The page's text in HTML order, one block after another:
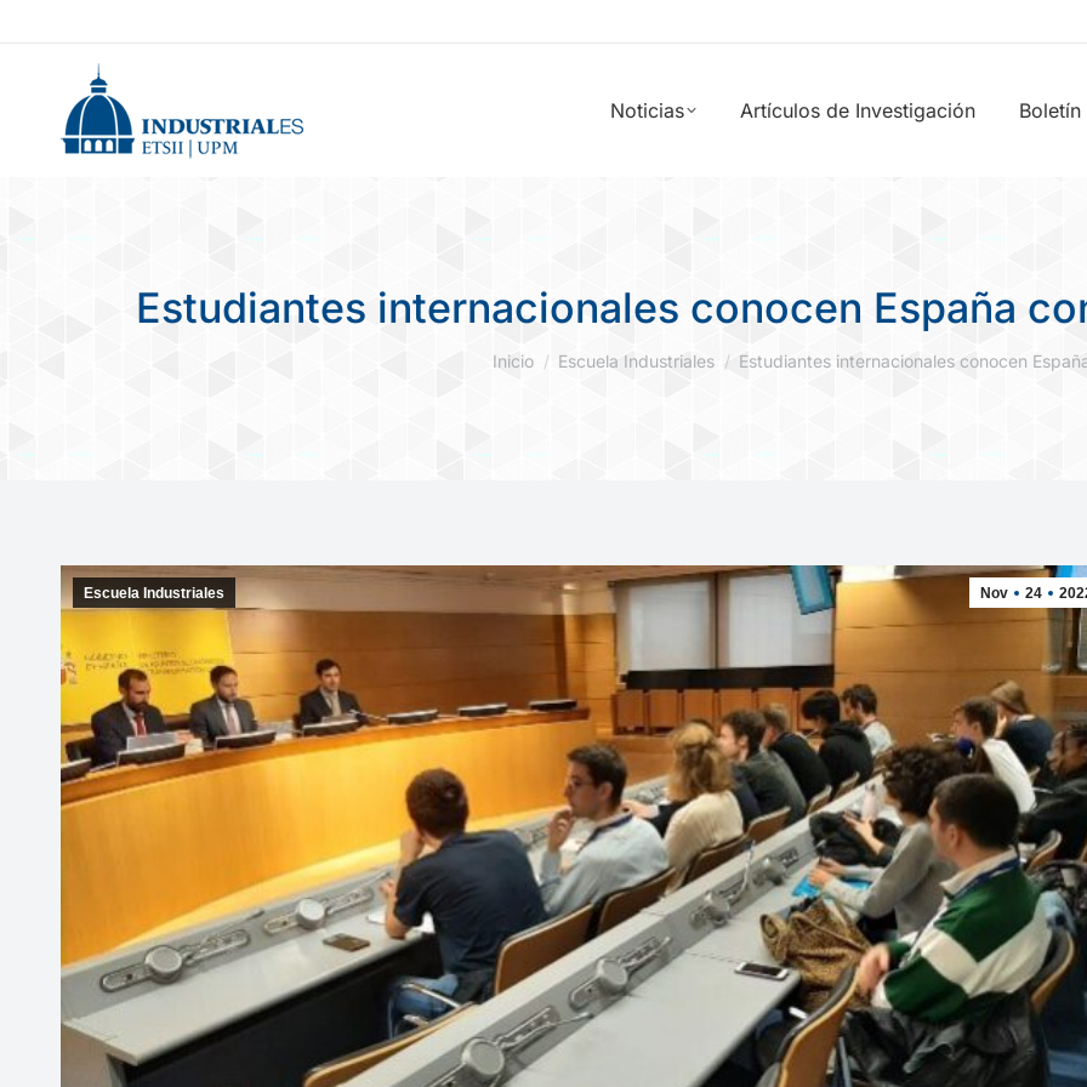
Noticias Artículos de Investigación Boletín
Estudiantes internacionales conocen España
Estás aquí:
Inicio Escuela Industriales Estudiantes internacionales conocen
Nov 24
Escuela Industriales